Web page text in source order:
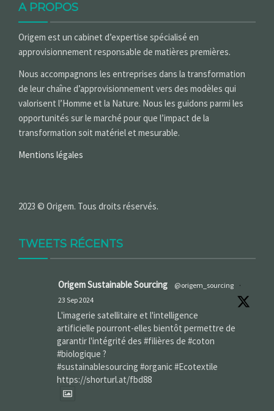
A PROPOS
Origem est un cabinet d’expertise spécialisé en
approvisionnement responsable de matières premières.
Nous accompagnons les entreprises dans la transformation
de leur chaîne d’approvisionnement vers des modèles qui
valorisent l’Homme et la Nature. Nous les guidons parmi les
opportunités sur le marché pour que l’impact de la
transformation soit matériel et mesurable.
Mentions légales
2023 © Origem. Tous droits réservés.
TWEETS RÉCENTS
Origem Sustainable Sourcing @origem_sourcing
·
23 Sep 2024
L'imagerie satellitaire et l'intelligence
artificielle pourront-elles bientôt permettre de
garantir l'intégrité des #filières de #coton
#biologique ?
#sustainablesourcing #organic #Ecotextile
https://shorturl.at/fbd88